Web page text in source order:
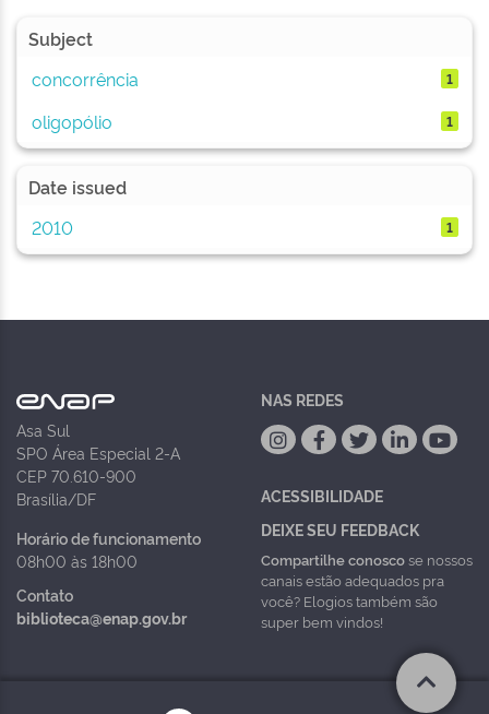
Subject
concorrência
1
oligopólio 1
Date issued
2010
1
Asa Sul
SPO Área Especial 2-A
CEP 70.610-900
Brasília/DF
Horário de funcionamento
08h00 às 18h00
Contato
biblioteca@enap.gov.br
NAS REDES
ACESSIBILIDADE
DEIXE SEU FEEDBACK
Compartilhe conoscose nossos
canais estão adequados pra
você? Elogios também são
super bem vindos!